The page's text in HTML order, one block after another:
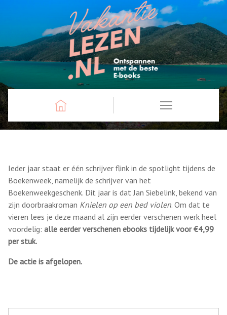
Ieder jaar staat er één schrijver flink in de spotlight tijdens de
Boekenweek, namelijk de schrijver van het
Boekenweekgeschenk. Dit jaar is dat Jan Siebelink, bekend van
zijn doorbraakroman Knielen op een bed violen. Om dat te
vieren lees je deze maand al zijn eerder verschenen werk heel
voordelig: alle eerder verschenen ebooks tijdelijk voor €4,99
per stuk.
De actie is afgelopen.